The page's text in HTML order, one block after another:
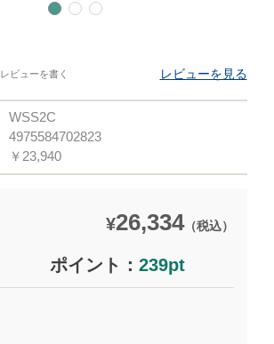
レビューを書く レビューを見る
WSS2C
4975584702823
￥23,940
¥26,334（税込）
ポイント： 239pt